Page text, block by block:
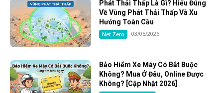
Phát Thải Thấp Là Gì? Hiểu Đúng
Về Vùng Phát Thải Thấp Và Xu
Hướng Toàn Cầu
Net Zero 03/05/2026
Bảo Hiểm Xe Máy Có Bắt Buộc
Không? Mua Ở Đâu, Online Được
Không? [Cập Nhật 2026]